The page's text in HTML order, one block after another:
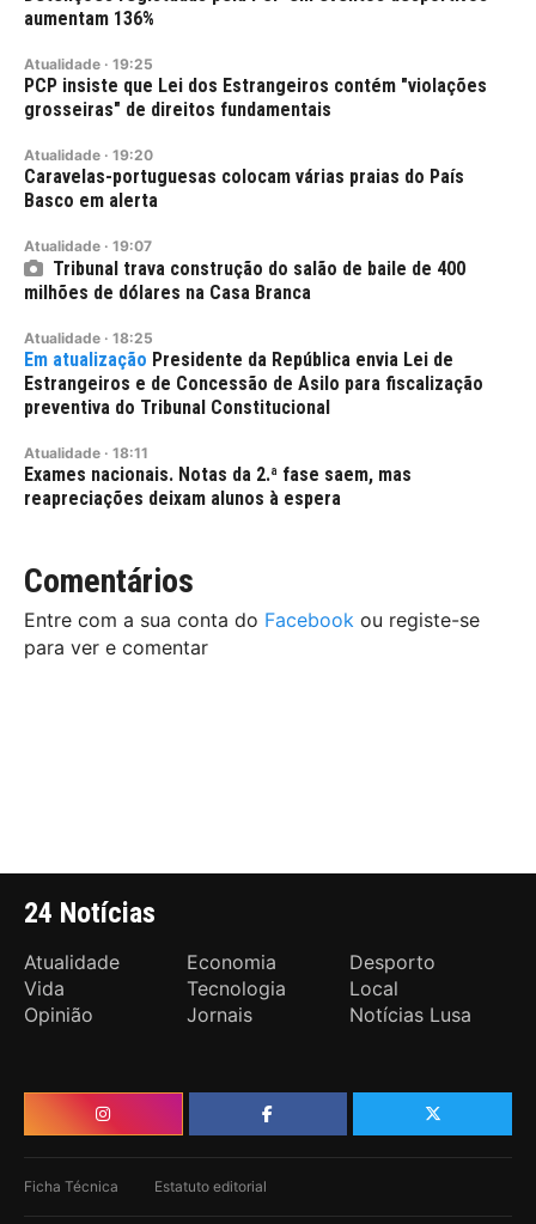
aumentam 136%
Atualidade · 19:25
PCP insiste que Lei dos Estrangeiros contém "violações
grosseiras" de direitos fundamentais
Atualidade · 19:20
Caravelas-portuguesas colocam várias praias do País
Basco em alerta
Atualidade · 19:07
Tribunal trava construção do salão de baile de 400
milhões de dólares na Casa Branca
Atualidade · 18:25
Presidente da República envia Lei de
Estrangeiros e de Concessão de Asilo para fiscalização
preventiva do Tribunal Constitucional
Atualidade · 18:11
Exames nacionais. Notas da 2.ª fase saem, mas
reapreciações deixam alunos à espera
Comentários
Entre com a sua conta do Facebook ou registe-se
para ver e comentar
24 Notícias
Atualidade Economia
Desporto
Vida
Tecnologia
Local
Opinião
Jornais Notícias Lusa
Ficha Técnica Estatuto editorial